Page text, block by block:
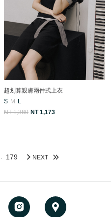
超划算親膚兩件式上衣
S M L
NT 1,380 NT 1,173
179 NEXT